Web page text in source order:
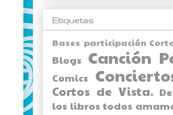
Etiquetas
Bases participación
Blogs Canción
Comics
Cortos de Vista.
los libros todos